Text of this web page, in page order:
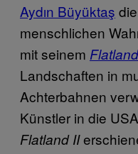
Aydın Büyüktaş
menschlichen
mit seinem Flatland
Landschaften in
Achterbahnen
Künstler in die
Flatland II